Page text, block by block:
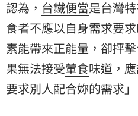
認為， 台鐵便當是台灣
食者不應以自身需求要
素能帶來正能量，卻抨
果無法接受葷食味道，
要求別人配合妳的需求」